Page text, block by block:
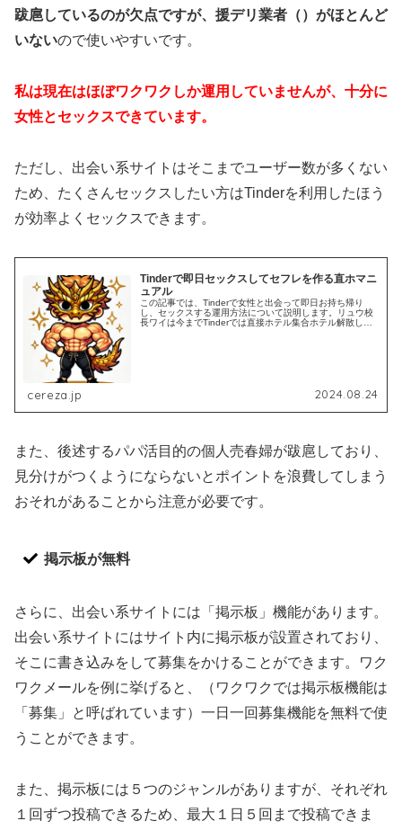
跋扈しているのが欠点ですが、援デリ業者（）がほとんど
いないので使いやすいです。
私は現在はほぼワクワクしか運用していませんが、 十分に
女性とセックスできています。
ただし、出会い系サイトはそこまでユーザー数が多くない
ため、たくさんセックスしたい方はTinderを利用したほう
が効率よくセックスできます。
Tinderで即日セックスしてセフレを作る直ホマニ
ュアル
この記事では、Tinderで女性と出会って即日お持ち帰り
し、セックスする運用方法について説明します。リュウ校
長ワイは今までTinderでは直接ホテル集合ホテル解散しか
cereza.jp 2024.08.24
また、後述するパパ活目的の個人売春婦が跋扈しており、
見分けがつくようにならないとポイントを浪費してしまう
おそれがあることから注意が必要です。
掲示板が無料
さらに、出会い系サイトには「掲示板」機能があります。
出会い系サイトにはサイト内に掲示板が設置されており、
そこに書き込みをして募集をかけることができます。ワク
ワクメールを例に挙げると、（ワクワクでは掲示板機能は
「募集」と呼ばれています）一日一回募集機能を無料で使
うことができます。
また、掲示板には５つのジャンルがありますが、それぞれ
１回ずつ投稿できるため、最大１日５回まで投稿できま